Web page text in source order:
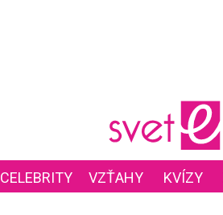
CELEBRITY VZŤAHY KVÍZY